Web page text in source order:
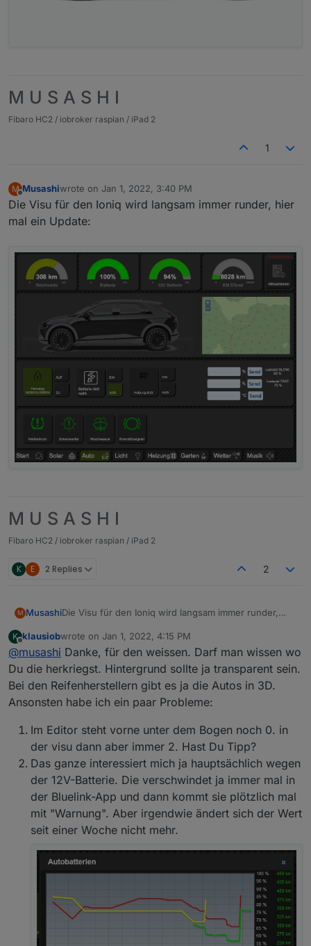
M U S A S H I
Fibaro HC2 / iobroker raspian / iPad 2
1
M
Offline
Musashiwrote on Jan 1, 2022, 3:40 PM
last edited by
Die Visu für den Ioniq wird langsam immer runder, hier
mal ein Update:
M U S A S H I
Fibaro HC2 / iobroker raspian / iPad 2
K E 2 Replies 2
M MusashiDie Visu für den Ioniq wird langsam immer runder,
K
Offline
klausiobwrote on Jan 1, 2022, 4:15 PM
last edited by
@musashi Danke, für den weissen. Darf man wissen wo
Du die herkriegst. Hintergrund sollte ja transparent sein.
Bei den Reifenherstellern gibt es ja die Autos in 3D.
Ansonsten habe ich ein paar Probleme:
Im Editor steht vorne unter dem Bogen noch 0. in
der visu dann aber immer 2. Hast Du Tipp?
Das ganze interessiert mich ja hauptsächlich wegen
der 12V-Batterie. Die verschwindet ja immer mal in
der Bluelink-App und dann kommt sie plötzlich mal
mit "Warnung". Aber irgendwie ändert sich der Wert
seit einer Woche nicht mehr.